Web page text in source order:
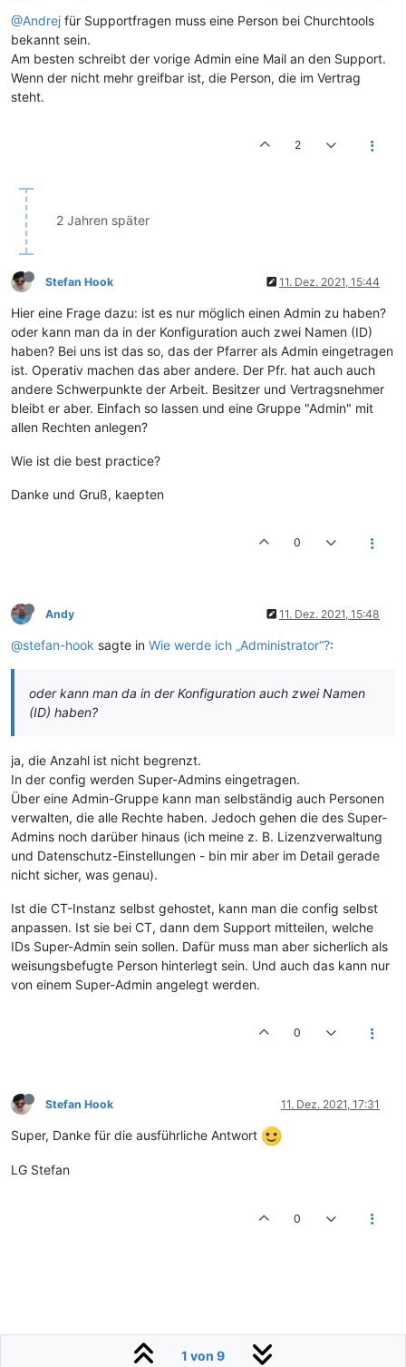
@Andrej für Supportfragen muss eine Person bei Churchtools
bekannt sein.
Am besten schreibt der vorige Admin eine Mail an den Support.
Wenn der nicht mehr greifbar ist, die Person, die im Vertrag
steht.
2
2 Jahren später
Stefan Hook 11. Dez. 2021, 15:44
Hier eine Frage dazu: ist es nur möglich einen Admin zu haben?
oder kann man da in der Konfiguration auch zwei Namen (ID)
haben? Bei uns ist das so, das der Pfarrer als Admin eingetragen
ist. Operativ machen das aber andere. Der Pfr. hat auch auch
andere Schwerpunkte der Arbeit. Besitzer und Vertragsnehmer
bleibt er aber. Einfach so lassen und eine Gruppe "Admin" mit
allen Rechten anlegen?
Wie ist die best practice?
Danke und Gruß, kaepten
0
Andy 11. Dez. 2021, 15:48
@stefan-hook sagte in Wie werde ich „Administrator“?:
oder kann man da in der Konfiguration auch zwei Namen
(ID) haben?
ja, die Anzahl ist nicht begrenzt.
In der config werden Super-Admins eingetragen.
Über eine Admin-Gruppe kann man selbständig auch Personen
verwalten, die alle Rechte haben. Jedoch gehen die des Super-
Admins noch darüber hinaus (ich meine z. B. Lizenzverwaltung
und Datenschutz-Einstellungen - bin mir aber im Detail gerade
nicht sicher, was genau).
Ist die CT-Instanz selbst gehostet, kann man die config selbst
anpassen. Ist sie bei CT, dann dem Support mitteilen, welche
IDs Super-Admin sein sollen. Dafür muss man aber sicherlich als
weisungsbefugte Person hinterlegt sein. Und auch das kann nur
von einem Super-Admin angelegt werden.
0
Stefan Hook 11. Dez. 2021, 17:31
Super, Danke für die ausführliche Antwort
LG Stefan
0
1 von 9